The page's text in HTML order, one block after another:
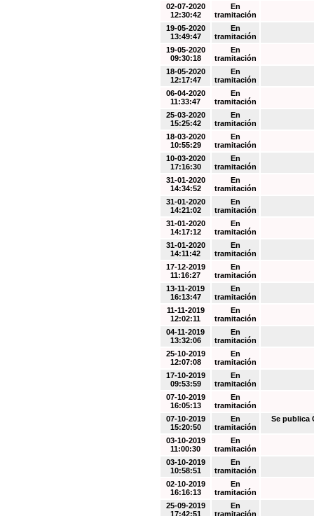
02-07-2020
12:30:42
En
tramitación
19-05-2020
13:49:47
En
tramitación
19-05-2020
09:30:18
En
tramitación
18-05-2020
12:17:47
En
tramitación
06-04-2020
11:33:47
En
tramitación
25-03-2020
15:25:42
En
tramitación
18-03-2020
10:55:29
En
tramitación
10-03-2020
17:16:30
En
tramitación
31-01-2020
14:34:52
En
tramitación
31-01-2020
14:21:02
En
tramitación
31-01-2020
14:17:12
En
tramitación
31-01-2020
14:11:42
En
tramitación
17-12-2019
11:16:27
En
tramitación
13-11-2019
16:13:47
En
tramitación
11-11-2019
12:02:11
En
tramitación
04-11-2019
13:32:06
En
tramitación
25-10-2019
12:07:08
En
tramitación
17-10-2019
09:53:59
En
tramitación
07-10-2019
16:05:13
En
tramitación
07-10-2019
15:20:50
En
tramitación
Se publica
03-10-2019
11:00:30
En
tramitación
03-10-2019
10:58:51
En
tramitación
02-10-2019
16:16:13
En
tramitación
25-09-2019
17:42:51
En
tramitación